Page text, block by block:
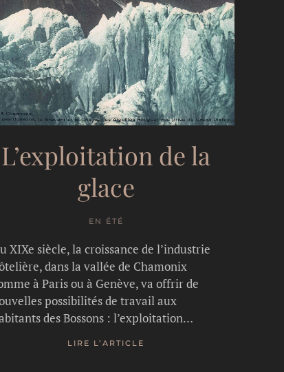
L’exploitation de la
glace
EN ÉTÉ
XIXe siècle, la croissance de l’industrie
dans la vallée de Chamonix
à Paris ou à Genève, va offrir de
possibilités de travail aux
des Bossons : l’exploitation…
LIRE L’ARTICLE